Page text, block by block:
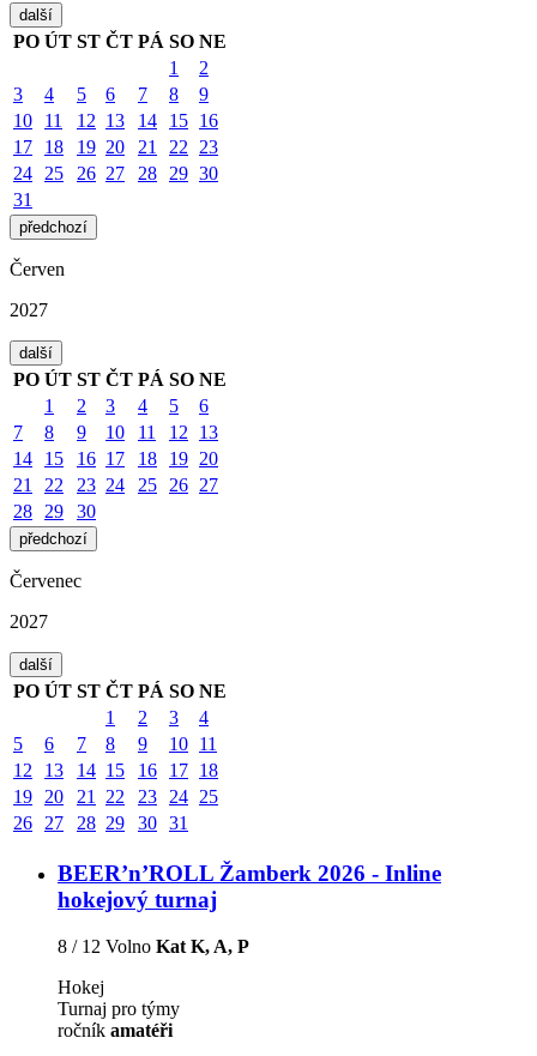
další
PO ÚT ST ČT PÁ SO NE
1
2
3
4 5 6 7 8
9
10
11 12 13 14 15 16
17
18 19 20 21 22 23
24 25 26 27 28 29 30
31
předchozí
Červen
2027
další
PO ÚT ST ČT PÁ SO NE
1
2 3 4 5
6
7
8 9 10 11 12 13
14
15 16 17 18 19 20
21
22 23 24 25 26 27
28 29 30
předchozí
Červenec
2027
další
PO ÚT ST ČT PÁ SO NE
1
2 3
4
5
6 7 8 9 10 11
12
13 14 15 16 17 18
19 20 21 22 23 24 25
26 27 28 29 30 31
BEER’n’ROLL Žamberk 2026 - Inline
hokejový turnaj
8 / 12 Volno Kat K, A, P
Hokej
Turnaj pro týmy
ročník amatéři